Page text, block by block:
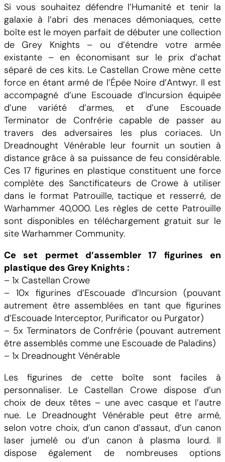
i
g
h
t
s
C
o
m
b
a
t
P
a
t
r
o
l
Si vous souhaitez défendre l’Humanité et tenir la
galaxie à l’abri des menaces démoniaques, cette
boîte est le moyen parfait de débuter une collection
de Grey Knights – ou d’étendre votre armée
existante – en économisant sur le prix d’achat
séparé de ces kits. Le Castellan Crowe mène cette
force en étant armé de l’Épée Noire d’Antwyr. Il est
accompagné d’une Escouade d’Incursion équipée
d’une variété d’armes, et d’une Escouade
Terminator de Confrérie capable de passer au
travers des adversaires les plus coriaces. Un
Dreadnought Vénérable leur fournit un soutien à
distance grâce à sa puissance de feu considérable.
Ces 17 figurines en plastique constituent une force
complète des Sanctificateurs de Crowe à utiliser
dans le format Patrouille, tactique et resserré, de
Warhammer 40,000. Les règles de cette Patrouille
sont disponibles en téléchargement gratuit sur le
site Warhammer Community.
Ce set permet d’assembler 17 figurines en
plastique des Grey Knights :
– 1x Castellan Crowe
– 10x figurines d’Escouade d’Incursion (pouvant
autrement être assemblées en tant que figurines
d’Escouade Interceptor, Purificator ou Purgator)
– 5x Terminators de Confrérie (pouvant autrement
être assemblés comme une Escouade de Paladins)
– 1x Dreadnought Vénérable
Les figurines de cette boîte sont faciles à
personnaliser. Le Castellan Crowe dispose d’un
choix de deux têtes – une avec casque et l’autre
nue. Le Dreadnought Vénérable peut être armé,
selon votre choix, d’un canon d’assaut, d’un canon
laser jumelé ou d’un canon à plasma lourd. Il
dispose également de nombreuses options